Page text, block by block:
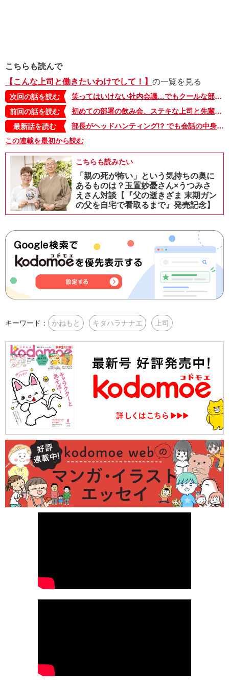
こちらも読んで
【こんな上司と働きたいわけでして！】 の一覧を見る
次回の話を読む
笑ってはいけない社内会議…でもクールな部長から出てきた一言に、全員アウト寸前!?【こんな上司と働きたいわけでして！11】
前回の話を読む
初めての部署の飲み会、ステキな上司と先輩たち…がなんか思ってたんと違う！【こんな上司と働きたいわけでして！06】
最新話を読む
部長がヘッドハンティング!? でも会話の中身は子どものオペレーション!?【こんな上司と働きたいわけでして！58】
この連載を最初から読む
こちらも読みたい
「親の死が怖い」という気持ちの奥に
あるものは？玉置妙憂さん×うつみさ
えさん対談【『父の逝きざま 末期ガン
の父を自宅で看取るまで』発売記念】
キーワード： かねもと キタハラナナエ 上司